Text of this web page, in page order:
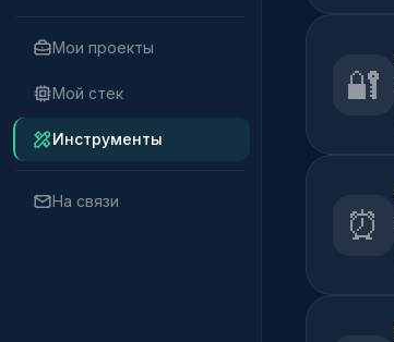
Мои проекты
Мой стек
Инструменты
На связи
🔐
⏰